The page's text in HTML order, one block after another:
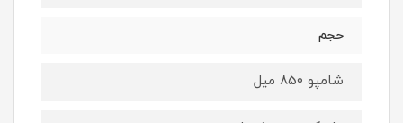
حجم
شامپو 850 میل